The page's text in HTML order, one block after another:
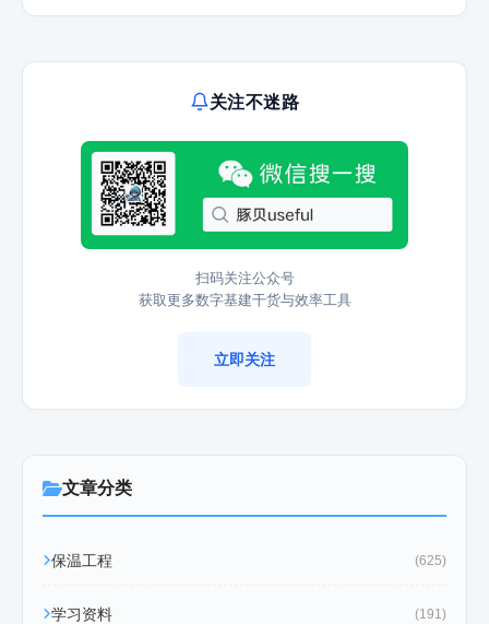
关注不迷路
扫码关注公众号
获取更多数字基建干货与效率工具
立即关注
文章分类
保温工程 (625)
学习资料 (191)